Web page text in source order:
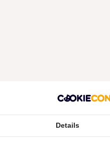
Details